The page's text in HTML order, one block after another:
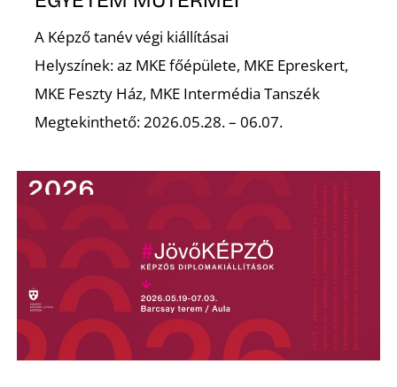
A Képző tanév végi kiállításai
Helyszínek: az MKE főépülete, MKE Epreskert,
MKE Feszty Ház, MKE Intermédia Tanszék
Megtekinthető: 2026.05.28. – 06.07.